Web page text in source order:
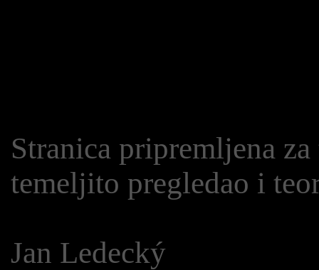
Stranica pripremljena
temeljito pregledao i
Jan Ledecký